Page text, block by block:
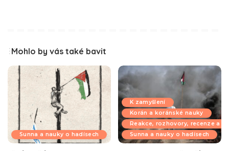
Mohlo by vás také bavit
Sunna a nauky o hadísech
K zamyšlení
Korán a koránské nauky
Reakce, rozhovory, recenze a
Sunna a nauky o hadísech